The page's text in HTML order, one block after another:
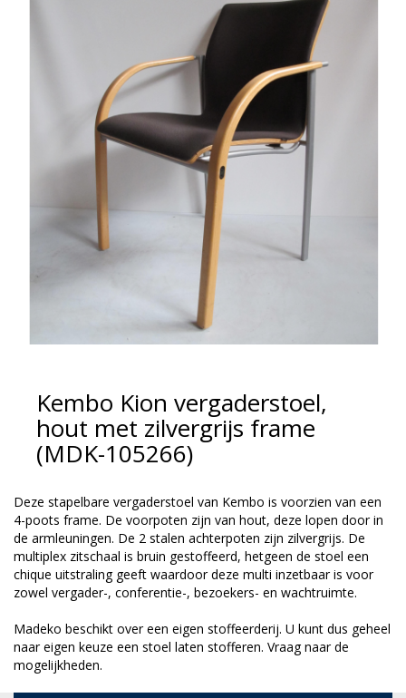
Kembo Kion vergaderstoel,
hout met zilvergrijs frame
(MDK-105266)
Deze stapelbare vergaderstoel van Kembo is voorzien van een
4-poots frame. De voorpoten zijn van hout, deze lopen door in
de armleuningen. De 2 stalen achterpoten zijn zilvergrijs. De
multiplex zitschaal is bruin gestoffeerd, hetgeen de stoel een
chique uitstraling geeft waardoor deze multi inzetbaar is voor
zowel vergader-, conferentie-, bezoekers- en wachtruimte.
Madeko beschikt over een eigen stoffeerderij. U kunt dus geheel
naar eigen keuze een stoel laten stofferen. Vraag naar de
mogelijkheden.